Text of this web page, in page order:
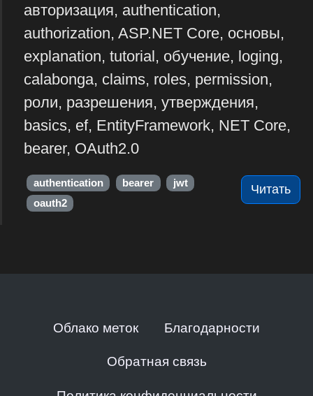
авторизация, authentication,
authorization, ASP.NET Core, основы,
explanation, tutorial, обучение, loging,
calabonga, claims, roles, permission,
роли, разрешения, утверждения,
basics, ef, EntityFramework, NET Core,
bearer, OAuth2.0
Читать
authentication bearer
jwt
oauth2
Облако меток Благодарности
Обратная связь